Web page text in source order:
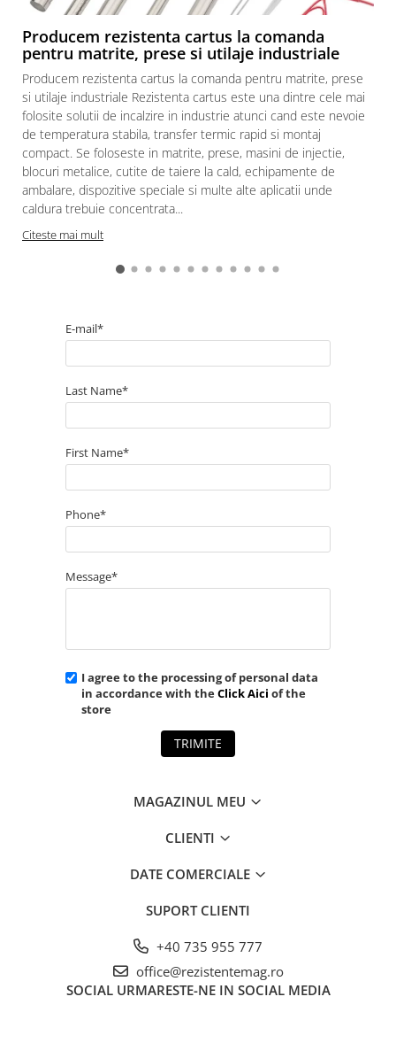
Producem rezistenta cartus la comanda
pentru matrite, prese si utilaje industriale
Producem rezistenta cartus la comanda pentru matrite, prese
si utilaje industriale Rezistenta cartus este una dintre cele mai
folosite solutii de incalzire in industrie atunci cand este nevoie
de temperatura stabila, transfer termic rapid si montaj
compact. Se foloseste in matrite, prese, masini de injectie,
blocuri metalice, cutite de taiere la cald, echipamente de
ambalare, dispozitive speciale si multe alte aplicatii unde
caldura trebuie concentrata...
Citeste mai mult
E-mail*
Last Name*
First Name*
Phone*
Message*
I agree to the processing of personal data
in accordance with theClick Aici of the
store
TRIMITE
MAGAZINUL MEU
CLIENTI
DATE COMERCIALE
SUPORT CLIENTI
+40 735 955 777
office@rezistentemag.ro
SOCIAL URMARESTE-NE IN SOCIAL MEDIA